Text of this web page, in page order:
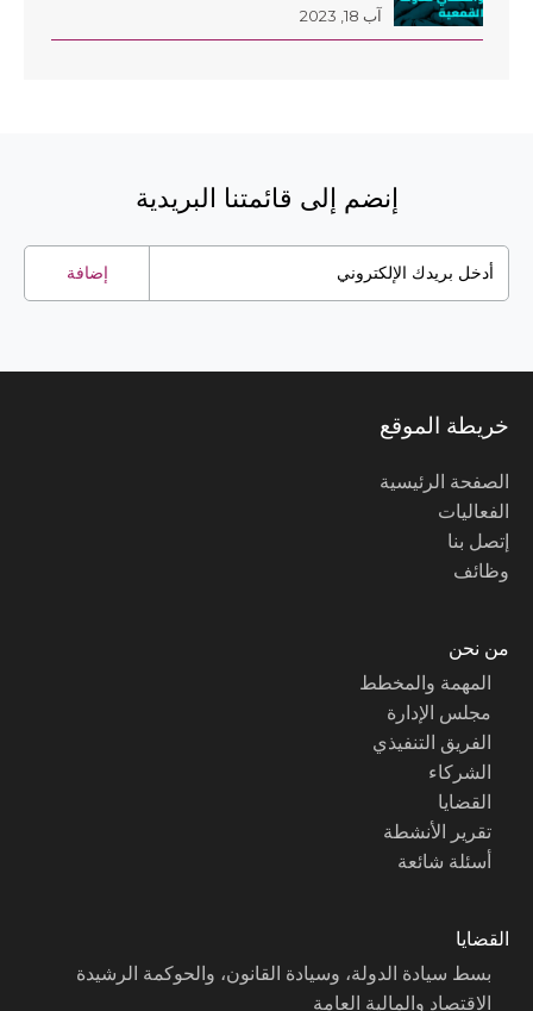
AR
آب 18, 2023
إنضم إلى قائمتنا البريدية
إضافة
خريطة الموقع
الصفحة الرئيسية
الفعاليات
إتصل بنا
وظائف
من نحن
المهمة والمخطط
مجلس الإدارة
الفريق التنفيذي
الشركاء
القضايا
تقرير الأنشطة
أسئلة شائعة
القضايا
بسط سيادة الدولة، وسيادة القانون، والحوكمة الرشيدة
الاقتصاد والمالية العامة